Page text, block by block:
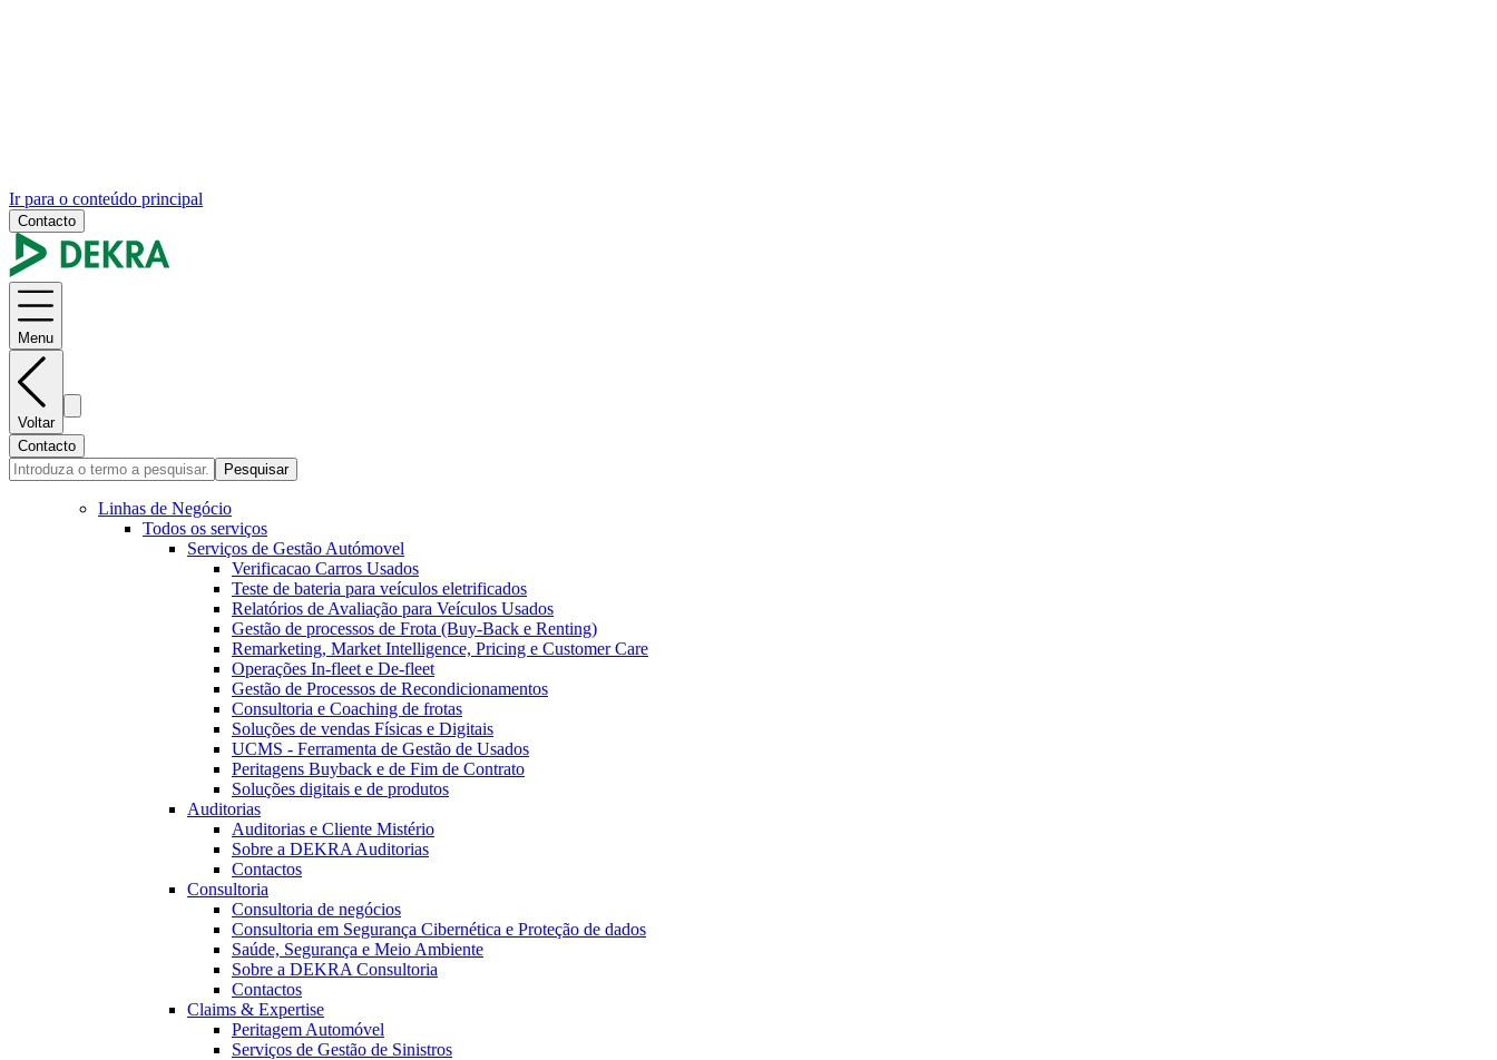
Ir para o conteúdo principal
Contacto
Menu
Voltar
Contacto
Pesquisar
Linhas de Negócio
Todos os serviços
Serviços de Gestão Autómovel
Verificacao Carros Usados
Teste de bateria para veículos eletrificados
Relatórios de Avaliação para Veículos Usados
Gestão de processos de Frota (Buy-Back e Renting)
Remarketing, Market Intelligence, Pricing e Customer Care
Operações In-fleet e De-fleet
Gestão de Processos de Recondicionamentos
Consultoria e Coaching de frotas
Soluções de vendas Físicas e Digitais
UCMS - Ferramenta de Gestão de Usados
Peritagens Buyback e de Fim de Contrato
Soluções digitais e de produtos
Auditorias
Auditorias e Cliente Mistério
Sobre a DEKRA Auditorias
Contactos
Consultoria
Consultoria de negócios
Consultoria em Segurança Cibernética e Proteção de dados
Saúde, Segurança e Meio Ambiente
Sobre a DEKRA Consultoria
Contactos
Claims & Expertise
Peritagem Automóvel
Serviços de Gestão de Sinistros